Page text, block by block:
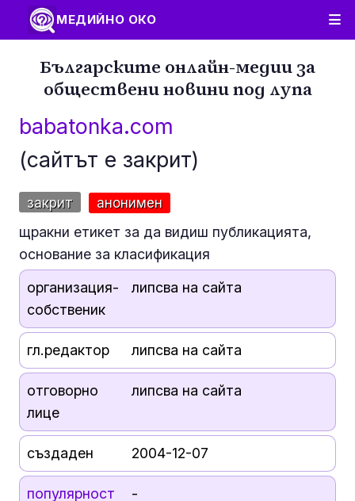
МЕДИЙНО ОКО
Българските онлайн-медии за
обществени новини под лупа
babatonka.com
(сайтът е закрит)
закрит анонимен
щракни етикет за да видиш публикацията,
основание за класификация
организация-
собственик
липсва на сайта
гл.редактор липсва на сайта
отговорно
лице
липсва на сайта
създаден 2004-12-07
популярност -